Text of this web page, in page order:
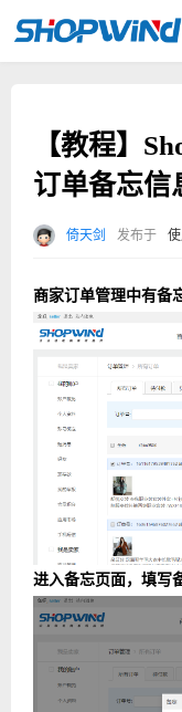
【教程】
订单备忘信
倚天剑 发布于
商家订单管理中有备
进入备忘页面，填写